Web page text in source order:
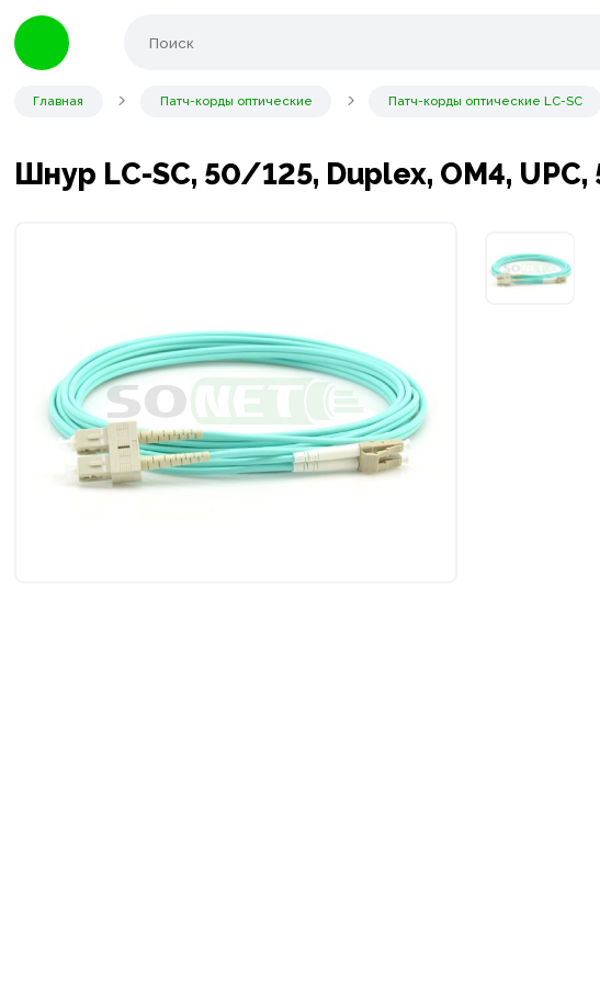
Главная Патч-корды оптические Патч-корды оптические LC-SC
Шнур LC-SC, 50/125, Duplex, OM4, UPC,